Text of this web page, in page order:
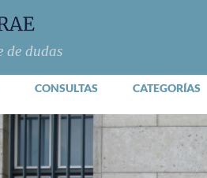
CONSULTAS CATEGORÍAS